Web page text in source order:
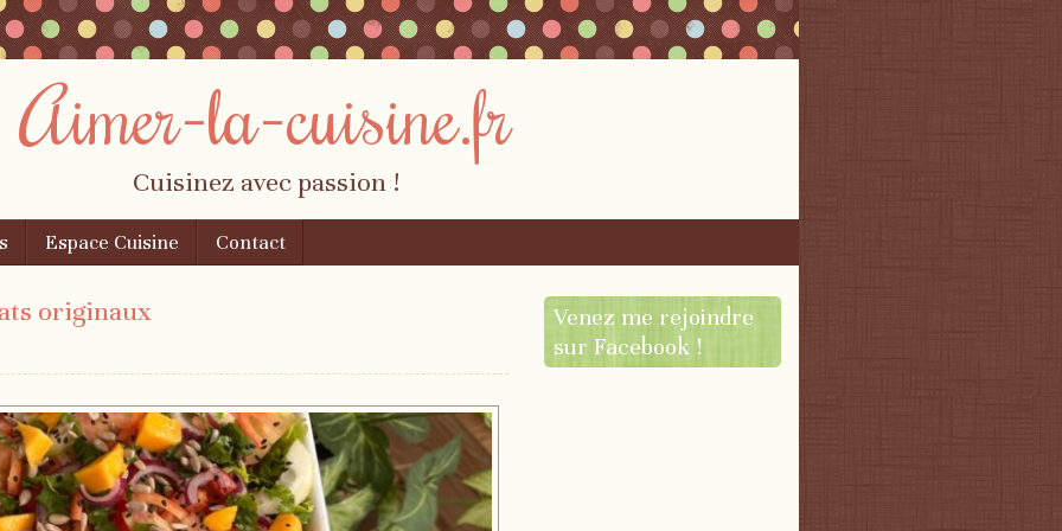
Aimer-la-cuisine.fr
Cuisinez avec passion !
Espace Cuisine Contact
originaux
Venez me rejoindre
sur Facebook !